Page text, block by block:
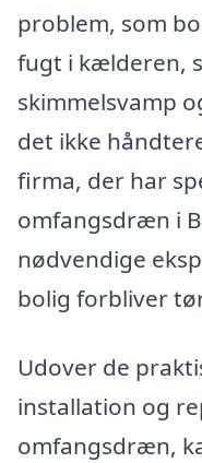
problem, som
fugt i kælderen,
skimmelsvamp
det ikke
firma, der har
omfangsdræn i
nødvendige
bolig forbliver
Udover de
installation og
omfangsdræn,